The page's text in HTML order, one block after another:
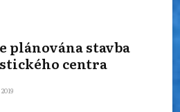
plánována stavba
centra